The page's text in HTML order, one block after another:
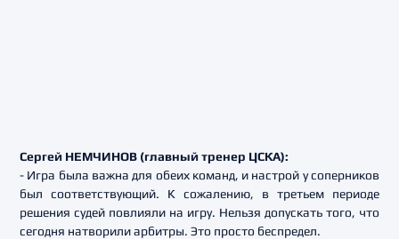
Сергей НЕМЧИНОВ (главный тренер ЦСКА):
- Игра была важна для обеих команд, и настрой у соперников
был соответствующий. К сожалению, в третьем периоде
решения судей повлияли на игру. Нельзя допускать того, что
сегодня натворили арбитры. Это просто беспредел.